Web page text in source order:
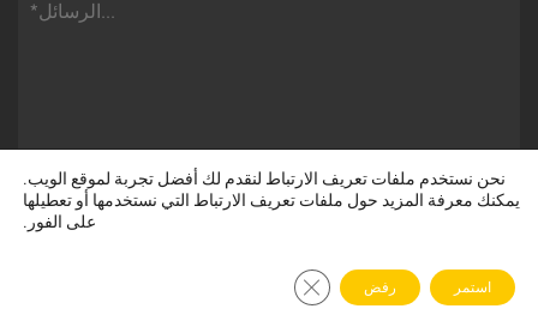
لشركة Machinery CO., Ltd وبحماية قانونية
نحن نستخدم ملفات تعريف الارتباط لنقدم لك أفضل تجربة لموقع الويب.
يمكنك معرفة المزيد حول ملفات تعريف الارتباط التي نستخدمها أو تعطيلها
على الفور.
استمر رفض أغلق لافتة ملف تعريف الارتباط الخاصة